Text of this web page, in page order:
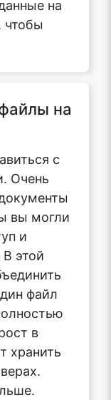
на
с
Очень
вы могли
и
этой
файл
в
хранить